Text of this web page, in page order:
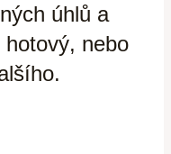
úhlů a
nebo